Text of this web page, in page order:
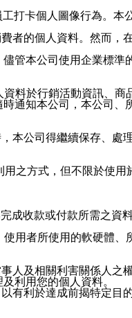
打卡個人圖像行為。本
者的個人資料。然而，
管本公司使用企業標
料於行銷活動資訊、商
通知本公司，本公司
本公司得繼續保存、處
之方式，但不限於使
成收款或付款所需之資
用者所使用的軟硬體
人及相關利害關係人之
利用您的個人資料。
利於達成前揭特定目